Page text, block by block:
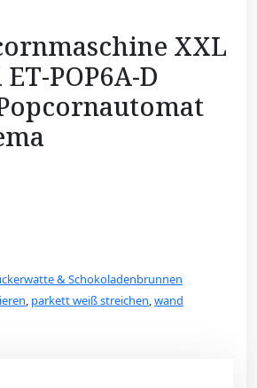
XXL
POP6A-D
& Schokoladenbrunnen
, parkett weiß streichen,wand